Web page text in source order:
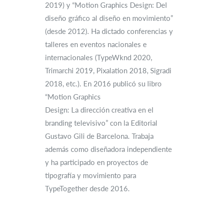
2019) y “Motion Graphics Design: Del
diseño gráfico al diseño en movimiento”
(desde 2012). Ha dictado conferencias y
talleres en eventos nacionales e
internacionales (TypeWknd 2020,
Trimarchi 2019, Pixalation 2018, Sigradi
2018, etc.). En 2016 publicó su libro
“Motion Graphics
Design: La dirección creativa en el
branding televisivo” con la Editorial
Gustavo Gili de Barcelona. Trabaja
además como diseñadora independiente
y ha participado en proyectos de
tipografía y movimiento para
TypeTogether desde 2016.